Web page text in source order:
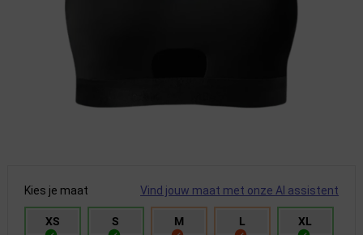
Kies je maat Vind jouw maat met onze AI assistent
XS S M L XL